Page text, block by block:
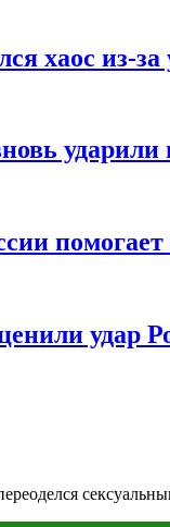
хаос из-за
удар